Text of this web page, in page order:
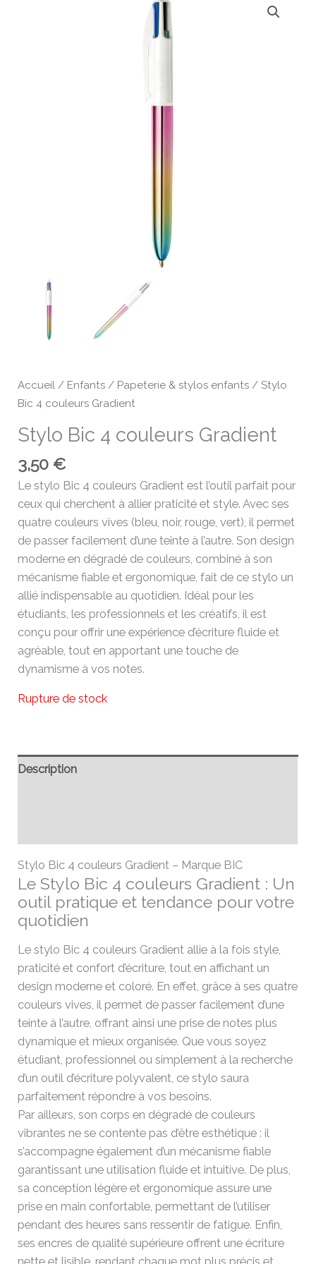
Accueil / Enfants / Papeterie & stylos enfants / Stylo
Bic 4 couleurs Gradient
Stylo Bic 4 couleurs Gradient
3,50€
Le stylo Bic 4 couleurs Gradient est l’outil parfait pour
ceux qui cherchent à allier praticité et style. Avec ses
quatre couleurs vives (bleu, noir, rouge, vert), il permet
de passer facilement d’une teinte à l’autre. Son design
moderne en dégradé de couleurs, combiné à son
mécanisme fiable et ergonomique, fait de ce stylo un
allié indispensable au quotidien. Idéal pour les
étudiants, les professionnels et les créatifs, il est
conçu pour offrir une expérience d’écriture fluide et
agréable, tout en apportant une touche de
dynamisme à vos notes.
Rupture de stock
Description
Stylo Bic 4 couleurs Gradient – Marque BIC
Le Stylo Bic 4 couleurs Gradient : Un
outil pratique et tendance pour votre
quotidien
Le stylo Bic 4 couleurs Gradient allie à la fois style,
praticité et confort d’écriture, tout en affichant un
design moderne et coloré. En effet, grâce à ses quatre
couleurs vives, il permet de passer facilement d’une
teinte à l’autre, offrant ainsi une prise de notes plus
dynamique et mieux organisée. Que vous soyez
étudiant, professionnel ou simplement à la recherche
d’un outil d’écriture polyvalent, ce stylo saura
parfaitement répondre à vos besoins.
Par ailleurs, son corps en dégradé de couleurs
vibrantes ne se contente pas d’être esthétique : il
s’accompagne également d’un mécanisme fiable
garantissant une utilisation fluide et intuitive. De plus,
sa conception légère et ergonomique assure une
prise en main confortable, permettant de l’utiliser
pendant des heures sans ressentir de fatigue. Enfin,
ses encres de qualité supérieure offrent une écriture